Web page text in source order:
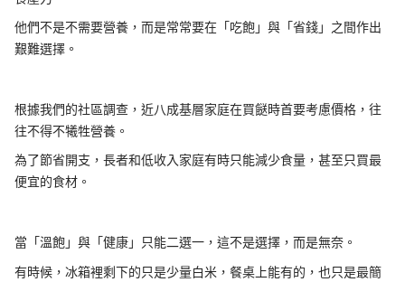
他們不是不需要營養，而是常常要在「吃飽」與「省錢」之間作出
艱難選擇。
根據我們的社區調查，近八成基層家庭在買餸時首要考慮價格，往
往不得不犧牲營養。
為了節省開支，長者和低收入家庭有時只能減少食量，甚至只買最
便宜的食材。
當「溫飽」與「健康」只能二選一，這不是選擇，而是無奈。
有時候，冰箱裡剩下的只是少量白米，餐桌上能有的，也只是最簡